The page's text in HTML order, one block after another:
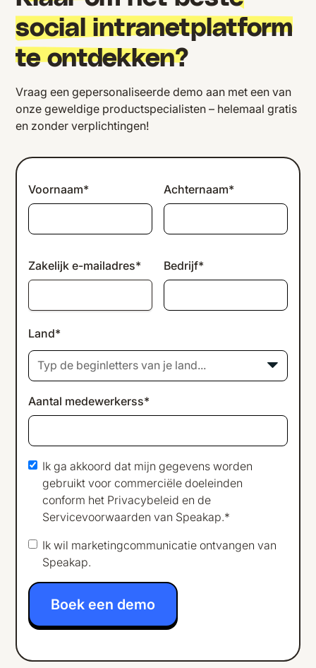
social intranetplatform
te ontdekken?
Vraag een gepersonaliseerde demo aan met een van
onze geweldige productspecialisten – helemaal gratis
en zonder verplichtingen!
Voornaam* Achternaam*
Zakelijk e-mailadres* Bedrijf*
Land*
Typ de beginletters van je land...
Aantal medewerkerss*
Ik ga akkoord dat mijn gegevens worden
gebruikt voor commerciële doeleinden
conform het Privacybeleid en de
Servicevoorwaarden van Speakap.*
Ik wil marketingcommunicatie ontvangen van
Speakap.